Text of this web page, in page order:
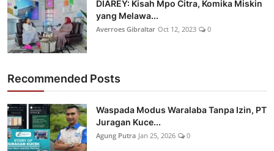
DIAREY: Kisah Mpo Citra, Komika Miskin
yang Melawa...
Averroes Gibraltar Oct 12, 2023 0
Recommended Posts
Waspada Modus Waralaba Tanpa Izin, PT
Juragan Kuce...
Agung Putra Jan 25, 2026 0